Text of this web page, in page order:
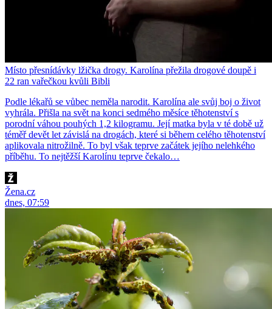
Místo přesnídávky lžička drogy. Karolína přežila drogové doupě i
22 ran vařečkou kvůli Bibli
Podle lékařů se vůbec neměla narodit. Karolína ale svůj boj o život
vyhrála. Přišla na svět na konci sedmého měsíce těhotenství s
porodní váhou pouhých 1,2 kilogramu. Její matka byla v té době už
téměř devět let závislá na drogách, které si během celého těhotenství
aplikovala nitrožilně. To byl však teprve začátek jejího nelehkého
příběhu. To nejtěžší Karolínu teprve čekalo…
Žena.cz
dnes, 07:59